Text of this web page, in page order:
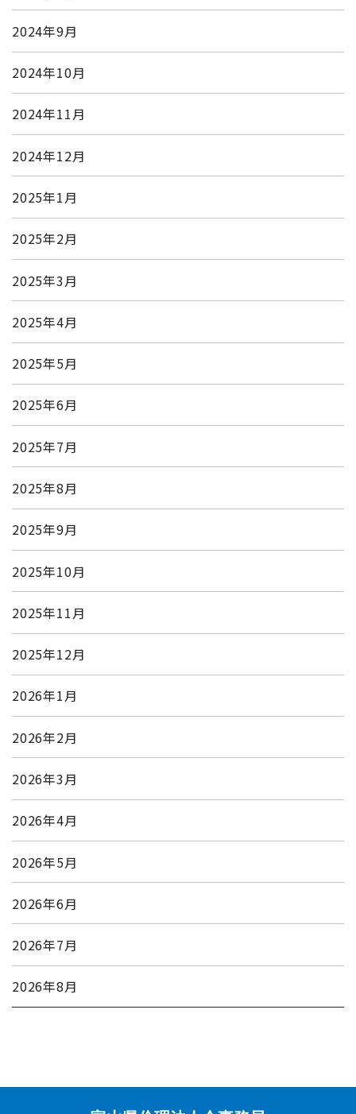
2024年9月
2024年10月
2024年11月
2024年12月
2025年1月
2025年2月
2025年3月
2025年4月
2025年5月
2025年6月
2025年7月
2025年8月
2025年9月
2025年10月
2025年11月
2025年12月
2026年1月
2026年2月
2026年3月
2026年4月
2026年5月
2026年6月
2026年7月
2026年8月